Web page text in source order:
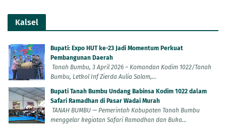
Kalsel
Bupati: Expo HUT ke-23 Jadi Momentum Perkuat
Pembangunan Daerah
Tanah Bumbu, 3 April 2026 – Komandan Kodim 1022/Tanah
Bumbu, Letkol Inf Zierda Aulia Salam,...
Bupati Tanah Bumbu Undang Babinsa Kodim 1022 dalam
Safari Ramadhan di Pasar Wadai Murah
TANAH BUMBU — Pemerintah Kabupaten Tanah Bumbu
menggelar kegiatan Safari Ramadhan dan Buka...